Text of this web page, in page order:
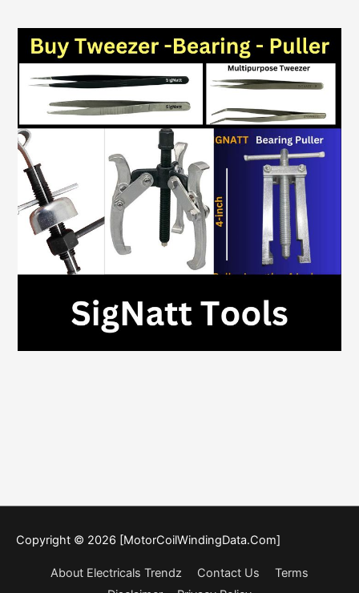
Copyright © 2026 [MotorCoilWindingData.Com]
About Electricals Trendz Contact Us
Terms